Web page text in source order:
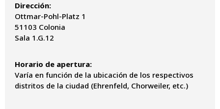
Dirección:
Ottmar-Pohl-Platz 1
51103 Colonia
Sala 1.G.12
Horario de apertura:
Varía en función de la ubicación de los respectivos
distritos de la ciudad (Ehrenfeld, Chorweiler, etc.)